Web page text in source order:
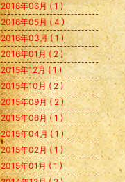
2016年06月 ( 1 )
2016年05月 ( 4 )
2016年03月 ( 1 )
2016年01月 ( 2 )
2015年12月 ( 1 )
2015年10月 ( 2 )
2015年09月 ( 2 )
2015年06月 ( 1 )
2015年04月 ( 1 )
2015年02月 ( 1 )
2015年01月 ( 1 )